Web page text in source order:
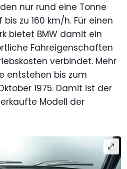
nur rund eine Tonne
zu 160 km/h. Für einen
bietet BMW damit ein
Fahreigenschaften
verbindet. Mehr
entstehen bis zum
1975. Damit ist der
Modell der